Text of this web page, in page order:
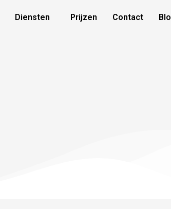
Diensten Prijzen Contact